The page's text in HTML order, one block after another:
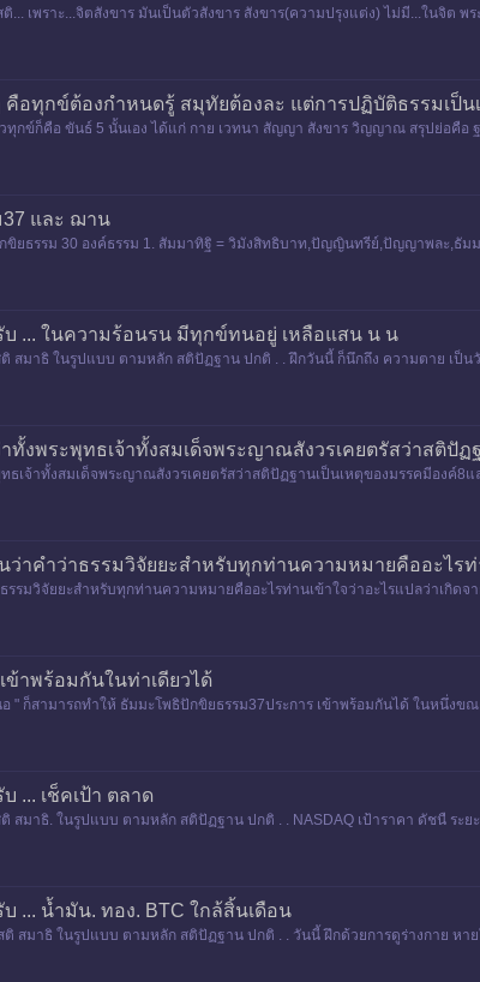
เพราะ...จิตสังขาร มันเป็นตัวสังขาร สังขาร(ความปรุงแต่ง) ไม่มี...ในจิต พ
คือทุกข์ต้องกำหนดรู้ สมุทัยต้องละ แต่การปฏิบัติธรรมเป็น
ข์ก็คือ ขันธ์ 5 นั้นเอง ได้แก่ กาย เวทนา สัญญา สังขาร วิญญาณ สรุปย่อคือ
และ ฌาน
ขิยธรรม 30 องค์ธรรม 1. สัมมาทิฐิ = วิมังสิทธิบาท,ปัญญินทรีย์,ปัญญาพละ,ธั
บ ... ในความร้อนรน มีทุกข์ทนอยู่ เหลือแสน น น
ติ สมาธิ ในรูปแบบ ตามหลัก สติปัฏฐาน ปกติ . . ฝึกวันนี้ ก็นึกถึง ความตาย เป็
จึงเป็นท่า ไ
ทั้งพระพุทธเจ้าทั้งสมเด็จพระญาณสังวรเคยตรัสว่าสติ
เจ้าทั้งสมเด็จพระญาณสังวรเคยตรัสว่าสติปัฏฐานเป็นเหตุของมรรคมีองค์
าคำว่าธรรมวิจัยยะสำหรับทุกท่านความหมายคืออะไร
รรมวิจัยยะสำหรับทุกท่านความหมายคืออะไรท่านเข้าใจว่าอะไรแปลว่าเกิ
าพร้อมกันในท่าเดียวได้
ก็สามารถทำให้ ธัมมะโพธิปักขิยธรรม37ประการ เข้าพร้อมกันได้ ในหนึ่ง
... เช็คเป้า ตลาด
ติ สมาธิ. ในรูปแบบ ตามหลัก สติปัฏฐาน ปกติ . . NASDAQ เป้าราคา ดัชนื ระย
ค 1) ราวๆ. 54000$
... น้ำมัน. ทอง. BTC ใกล้สิ้นเดือน
ติ สมาธิ ในรูปแบบ ตามหลัก สติปัฏฐาน ปกติ . . วันนี้ ฝึกด้วยการดูร่างกาย หา
ดูร่างกาย.